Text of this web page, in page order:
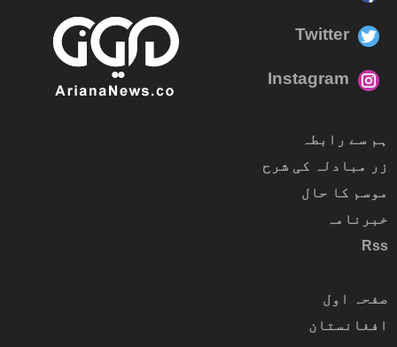
Twitter
Instagram
ہم سے رابطہ
زر مبادلہ کی شرح
موسم کا حال
خبرنامہ
Rss
صفحہ اول
افغانستان